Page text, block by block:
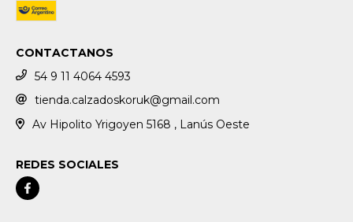
CONTACTANOS
54 9 11 4064 4593
tienda.calzadoskoruk@gmail.com
Av Hipolito Yrigoyen 5168 , Lanús Oeste
REDES SOCIALES